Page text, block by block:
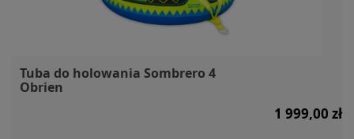
Tuba do holowania Sombrero 4
Obrien
1 999,00 zł